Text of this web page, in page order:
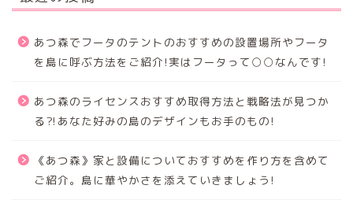
あつ森でフータのテントのおすすめの設置場所やフータ
を島に呼ぶ方法をご紹介!実はフータって○○なんです!
あつ森のライセンスおすすめ取得方法と戦略法が見つか
る⁈あなた好みの島のデザインもお手のもの!
《あつ森》家と設備についておすすめを作り方を含めて
ご紹介。島に華やかさを添えていきましょう!